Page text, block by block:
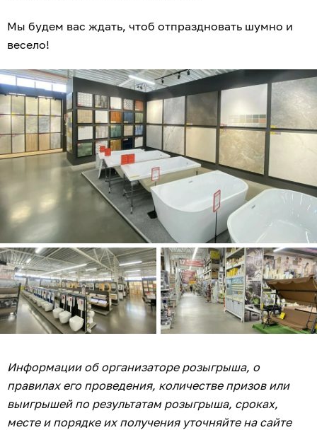
Мы будем вас ждать, чтоб отпраздновать шумно и
весело!
Информации об организаторе розыгрыша, о
правилах его проведения, количестве призов или
выигрышей по результатам розыгрыша, сроках,
месте и порядке их получения уточняйте на сайте